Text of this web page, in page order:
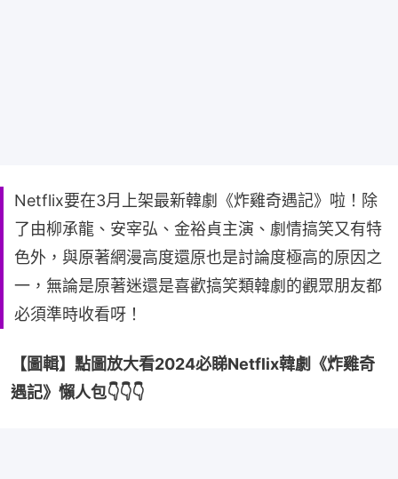
Netflix要在3月上架最新韓劇《炸雞奇遇記》啦！除
了由柳承龍、安宰弘、金裕貞主演、劇情搞笑又有特
色外，與原著網漫高度還原也是討論度極高的原因之
一，無論是原著迷還是喜歡搞笑類韓劇的觀眾朋友都
必須準時收看呀！
【圖輯】點圖放大看2024必睇Netflix韓劇《炸雞奇
遇記》懶人包👇👇👇